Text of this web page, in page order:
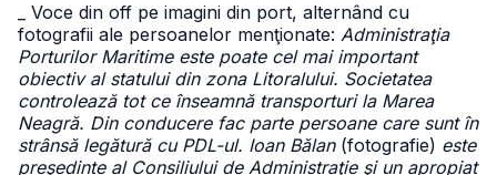
_ Voce din off pe imagini din port, alternând cu
fotografii ale persoanelor menţionate: Administraţia
Porturilor Maritime este poate cel mai important
obiectiv al statului din zona Litoralului. Societatea
controlează tot ce înseamnă transporturi la Marea
Neagră. Din conducere fac parte persoane care sunt în
strânsă legătură cu PDL-ul. Ioan Bălan(fotografie) este
preşedinte al Consiliului de Administraţie şi un apropiat